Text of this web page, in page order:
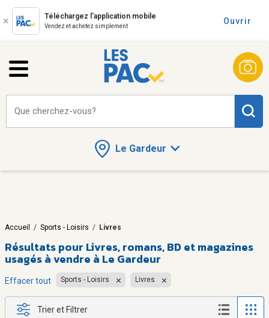
Téléchargez l'application mobile
Vendez et achetez simplement
Ouvrir
Le Gardeur
Que cherchez-vous?
Accueil / Sports - Loisirs / Livres
Résultats pour Livres, romans, BD et magazines
usagés à vendre à Le Gardeur
Effacer tout Sports - Loisirs Livres
Trier et Filtrer